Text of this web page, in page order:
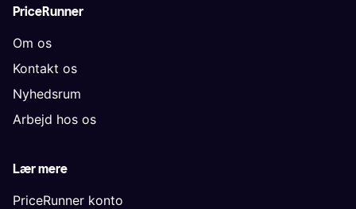
PriceRunner
Om os
Kontakt os
Nyhedsrum
Arbejd hos os
Lær mere
PriceRunner konto